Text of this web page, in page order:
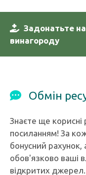
Задонатьте
винагороду
Обмін
Знаєте ще корисні
посиланням! За
бонусний рахунок,
обов'язково ваші
відкритих джерел.